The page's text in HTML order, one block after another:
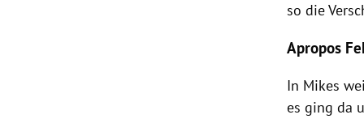
so die
Apropos
In Mikes
es ging da